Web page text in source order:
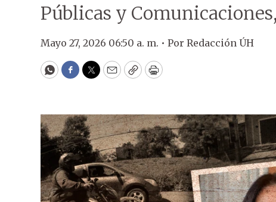
Públicas y
Mayo 27, 2026 06:50 a. m. • Por Redacción ÚH
WhatsApp
Facebook
Twitter
EmailCopyPrint